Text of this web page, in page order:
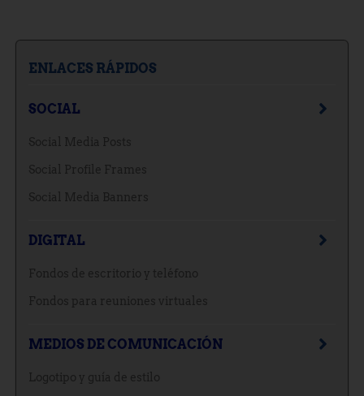
ENLACES RÁPIDOS
SOCIAL
Social Media Posts
Social Profile Frames
Social Media Banners
DIGITAL
Fondos de escritorio y teléfono
Fondos para reuniones virtuales
MEDIOS DE COMUNICACIÓN
Logotipo y guía de estilo